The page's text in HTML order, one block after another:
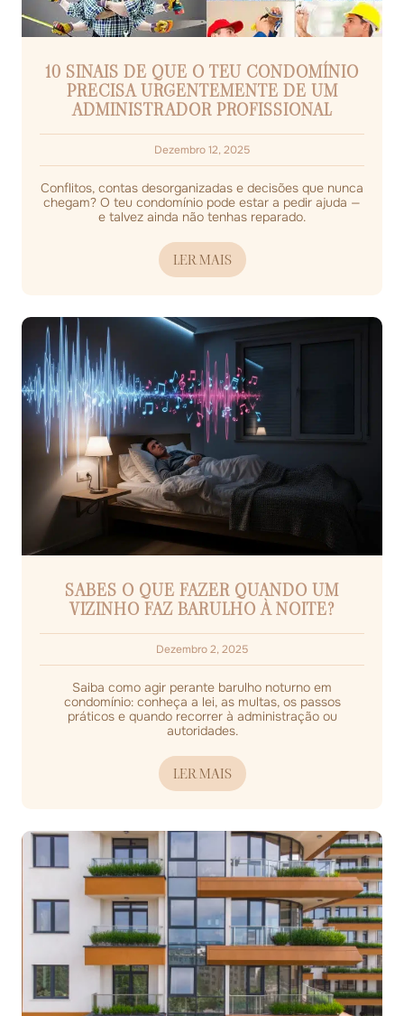
10 SINAIS DE QUE O TEU CONDOMÍNIO
PRECISA URGENTEMENTE DE UM
ADMINISTRADOR PROFISSIONAL
Dezembro 12, 2025
Conflitos, contas desorganizadas e decisões que nunca
chegam? O teu condomínio pode estar a pedir ajuda —
e talvez ainda não tenhas reparado.
LER MAIS
SABES O QUE FAZER QUANDO UM
VIZINHO FAZ BARULHO À NOITE?
Dezembro 2, 2025
Saiba como agir perante barulho noturno em
condomínio: conheça a lei, as multas, os passos
práticos e quando recorrer à administração ou
autoridades.
LER MAIS